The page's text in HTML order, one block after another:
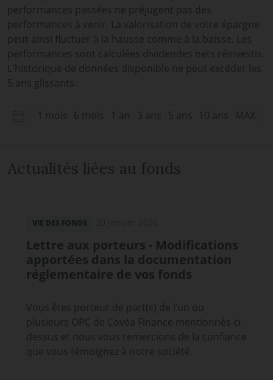
performances passées ne préjugent pas des
performances à venir. La valorisation de votre épargne
peut ainsi fluctuer à la hausse comme à la baisse. Les
performances sont calculées dividendes nets réinvestis.
L'historique de données disponible ne peut excéder les
5 ans glissants.
1 mois 6 mois 1 an 3 ans 5 ans 10 ans MAX
Actualités liées au fonds
VIE DES FONDS
Lettre aux porteurs - Modifications
apportées dans la documentation
réglementaire de vos fonds
Vous êtes porteur de part(s) de l’un ou
plusieurs OPC de Covéa Finance mentionnés ci-
dessus et nous vous remercions de la confiance
que vous témoignez à notre société.